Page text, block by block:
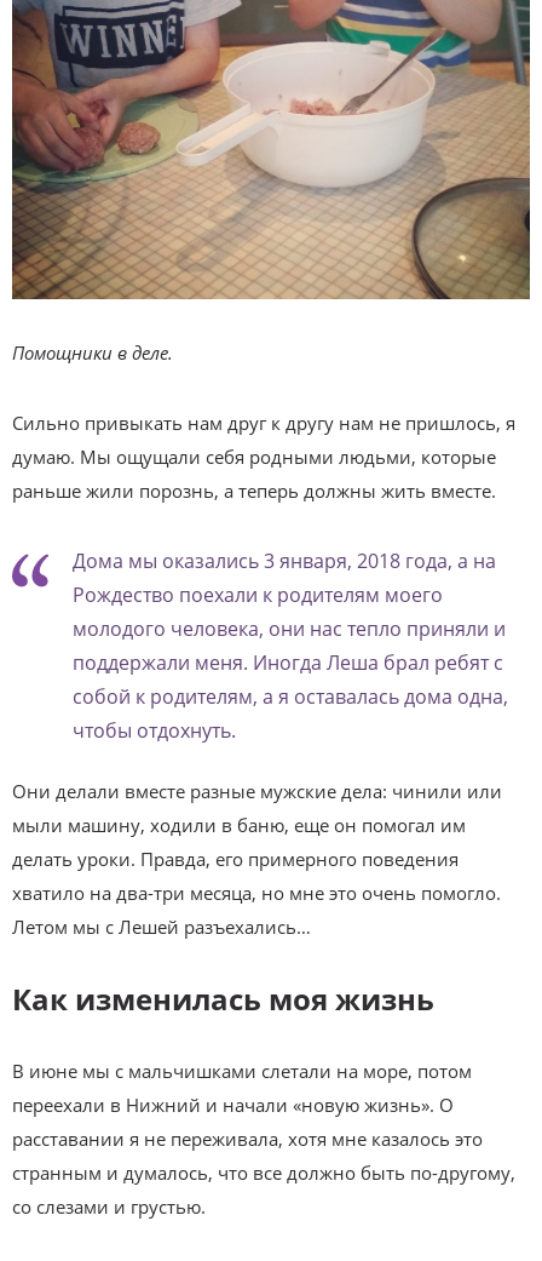
Помощники в деле.
Сильно привыкать нам друг к другу нам не пришлось, я
думаю. Мы ощущали себя родными людьми, которые
раньше жили порознь, а теперь должны жить вместе.
Дома мы оказались 3 января, 2018 года, а на
Рождество поехали к родителям моего
молодого человека, они нас тепло приняли и
поддержали меня. Иногда Леша брал ребят с
собой к родителям, а я оставалась дома одна,
чтобы отдохнуть.
Они делали вместе разные мужские дела: чинили или
мыли машину, ходили в баню, еще он помогал им
делать уроки. Правда, его примерного поведения
хватило на два-три месяца, но мне это очень помогло.
Летом мы с Лешей разъехались…
Как изменилась моя жизнь
В июне мы с мальчишками слетали на море, потом
переехали в Нижний и начали «новую жизнь». О
расставании я не переживала, хотя мне казалось это
странным и думалось, что все должно быть по-другому,
со слезами и грустью.